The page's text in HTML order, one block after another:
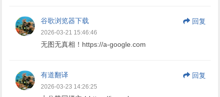
谷歌浏览器下载 回复
2026-03-21 15:46:46
无图无真相！https://a-google.com
有道翻译 回复
2026-03-23 14:26:25